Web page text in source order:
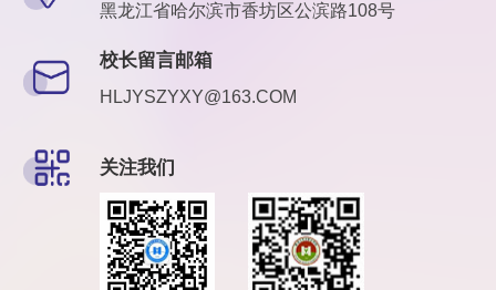
黑龙江省哈尔滨市香坊区公滨路108号
校长留言邮箱
HLJYSZYXY@163.COM
关注我们